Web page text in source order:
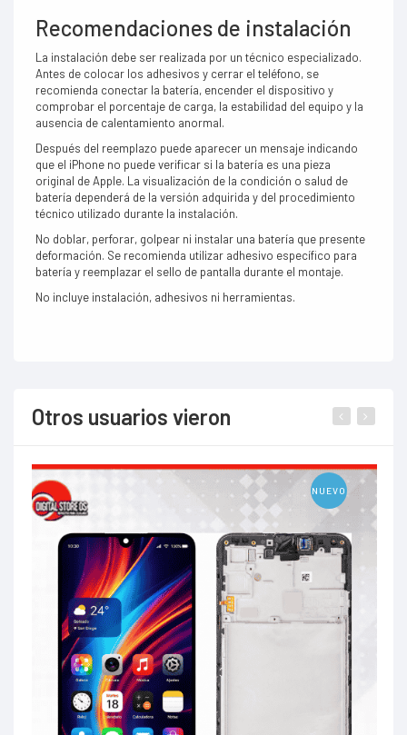
Recomendaciones de instalación
La instalación debe ser realizada por un técnico especializado.
Antes de colocar los adhesivos y cerrar el teléfono, se
recomienda conectar la batería, encender el dispositivo y
comprobar el porcentaje de carga, la estabilidad del equipo y la
ausencia de calentamiento anormal.
Después del reemplazo puede aparecer un mensaje indicando
que el iPhone no puede verificar si la batería es una pieza
original de Apple. La visualización de la condición o salud de
batería dependerá de la versión adquirida y del procedimiento
técnico utilizado durante la instalación.
No doblar, perforar, golpear ni instalar una batería que presente
deformación. Se recomienda utilizar adhesivo específico para
batería y reemplazar el sello de pantalla durante el montaje.
No incluye instalación, adhesivos ni herramientas.
Otros usuarios vieron
NUEVO